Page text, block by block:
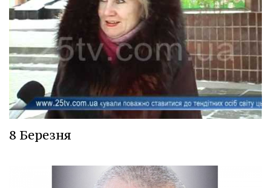
8 Березня